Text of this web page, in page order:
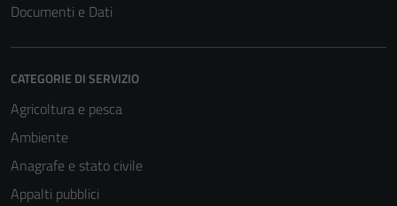
Documenti e Dati
CATEGORIE DI SERVIZIO
Agricoltura e pesca
Ambiente
Anagrafe e stato civile
Appalti pubblici